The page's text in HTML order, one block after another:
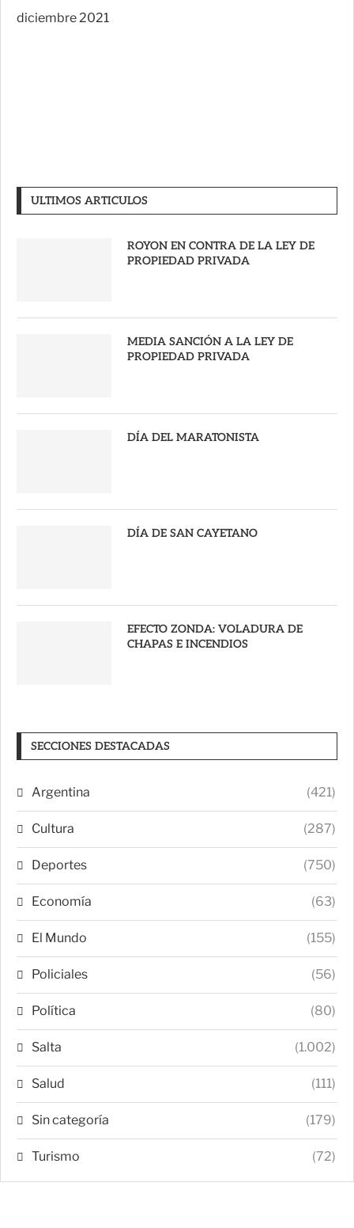
diciembre 2021
ULTIMOS ARTICULOS
ROYON EN CONTRA DE LA LEY DE
PROPIEDAD PRIVADA
MEDIA SANCIÓN A LA LEY DE
PROPIEDAD PRIVADA
DÍA DEL MARATONISTA
DÍA DE SAN CAYETANO
EFECTO ZONDA: VOLADURA DE
CHAPAS E INCENDIOS
SECCIONES DESTACADAS
Argentina (421)
Cultura (287)
Deportes (750)
Economía (63)
El Mundo (155)
Policiales (56)
Política (80)
Salta (1.002)
Salud (111)
Sin categoría (179)
Turismo (72)